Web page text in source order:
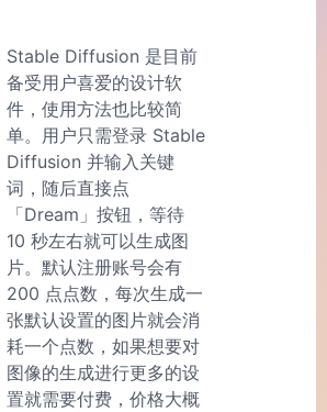
Stable Diffusion 是目前
备受用户喜爱的设计软
件，使用方法也比较简
单。用户只需登录 Stable
Diffusion 并输入关键
词，随后直接点
「Dream」按钮，等待
10 秒左右就可以生成图
片。默认注册账号会有
200 点点数，每次生成一
张默认设置的图片就会消
耗一个点数，如果想要对
图像的生成进行更多的设
置就需要付费，价格大概